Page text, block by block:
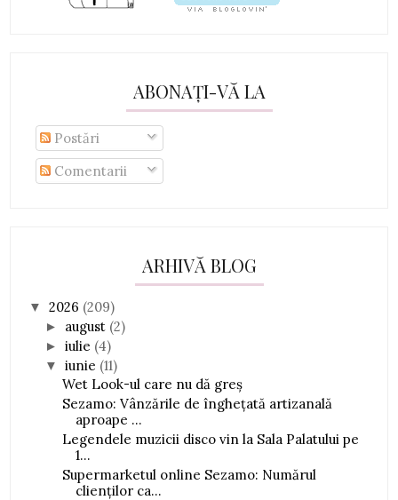
ABONAȚI-VĂ LA
Postări
Comentarii
ARHIVĂ BLOG
▼2026 (209)
► august (2)
►iulie (4)
▼iunie (11)
Wet Look-ul care nu dă greș
Sezamo: Vânzările de înghețată artizanală
aproape ...
Legendele muzicii disco vin la Sala Palatului pe
1...
Supermarketul online Sezamo: Numărul
clienților ca...